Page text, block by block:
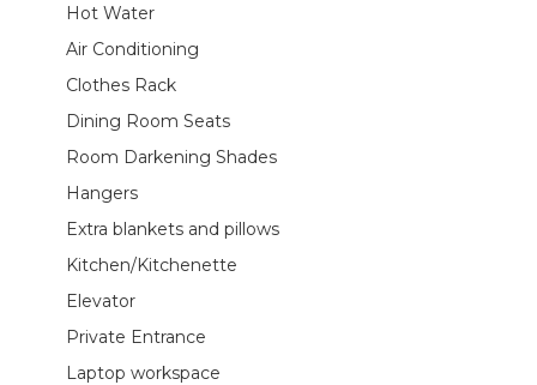
Hot Water
Air Conditioning
Clothes Rack
Dining Room Seats
Room Darkening Shades
Hangers
Extra blankets and pillows
Kitchen/Kitchenette
Elevator
Private Entrance
Laptop workspace